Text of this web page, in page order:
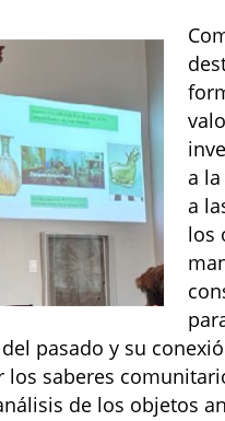
a
a
los
pasado y su
los saberes
de los objetos